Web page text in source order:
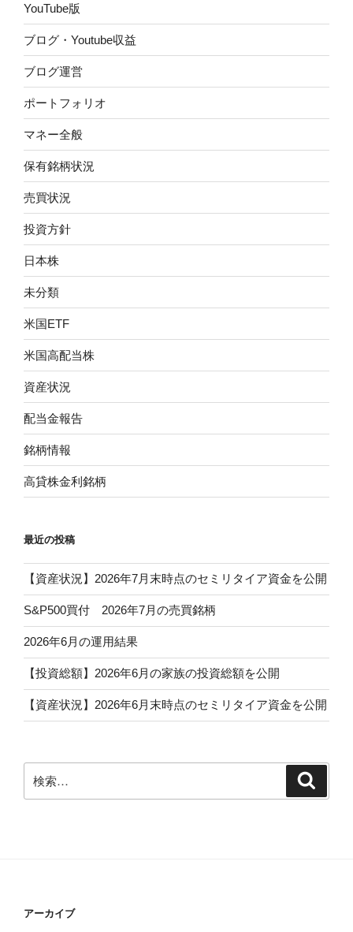
YouTube版
ブログ・Youtube収益
ブログ運営
ポートフォリオ
マネー全般
保有銘柄状況
売買状況
投資方針
日本株
未分類
米国ETF
米国高配当株
資産状況
配当金報告
銘柄情報
高貸株金利銘柄
最近の投稿
【資産状況】2026年7月末時点のセミリタイア資金を公開
S&P500買付 2026年7月の売買銘柄
2026年6月の運用結果
【投資総額】2026年6月の家族の投資総額を公開
【資産状況】2026年6月末時点のセミリタイア資金を公開
索:
アーカイブ